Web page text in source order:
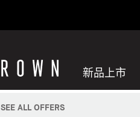
新品上市
SEE ALL OFFERS